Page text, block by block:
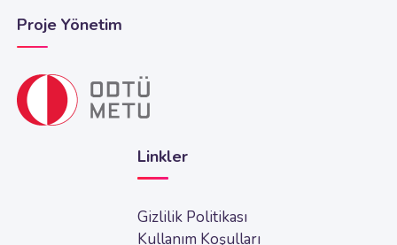
Proje Yönetim
Linkler
Gizlilik Politikası
Kullanım Koşulları